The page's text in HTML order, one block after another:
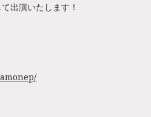
出演いたします！